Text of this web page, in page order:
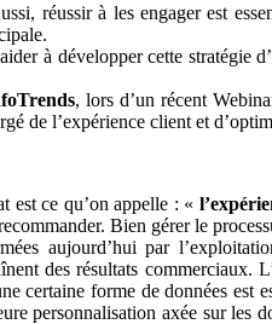
réussir à les engager est
à développer cette
, lors d’un récent
de l’expérience client et
est ce qu’on appelle : «
Bien gérer le
aujourd’hui par
des résultats commerciaux.
certaine forme de données
personnalisation axée sur les